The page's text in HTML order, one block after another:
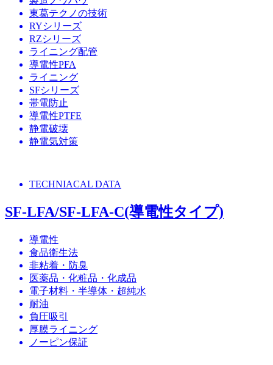
東葛テクノの技術
RYシリーズ
RZシリーズ
ライニング配管
導電性PFA
ライニング
SFシリーズ
帯電防止
導電性PTFE
静電破壊
静電気対策
TECHNIACAL DATA
SF-LFA/SF-LFA-C(導電性タイプ)
導電性
食品衛生法
非粘着・防臭
医薬品・化粧品・化成品
電子材料・半導体・超純水
耐油
負圧吸引
厚膜ライニング
ノーピン保証